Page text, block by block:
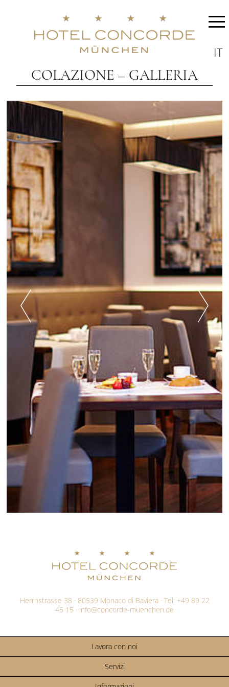
IT
COLAZIONE – GALLERIA
Herrnstrasse 38 · 80539 Monaco di Baviera · Tel: +49 89 22
45 15 · info@concorde-muenchen.de
Lavora con noi
Servizi